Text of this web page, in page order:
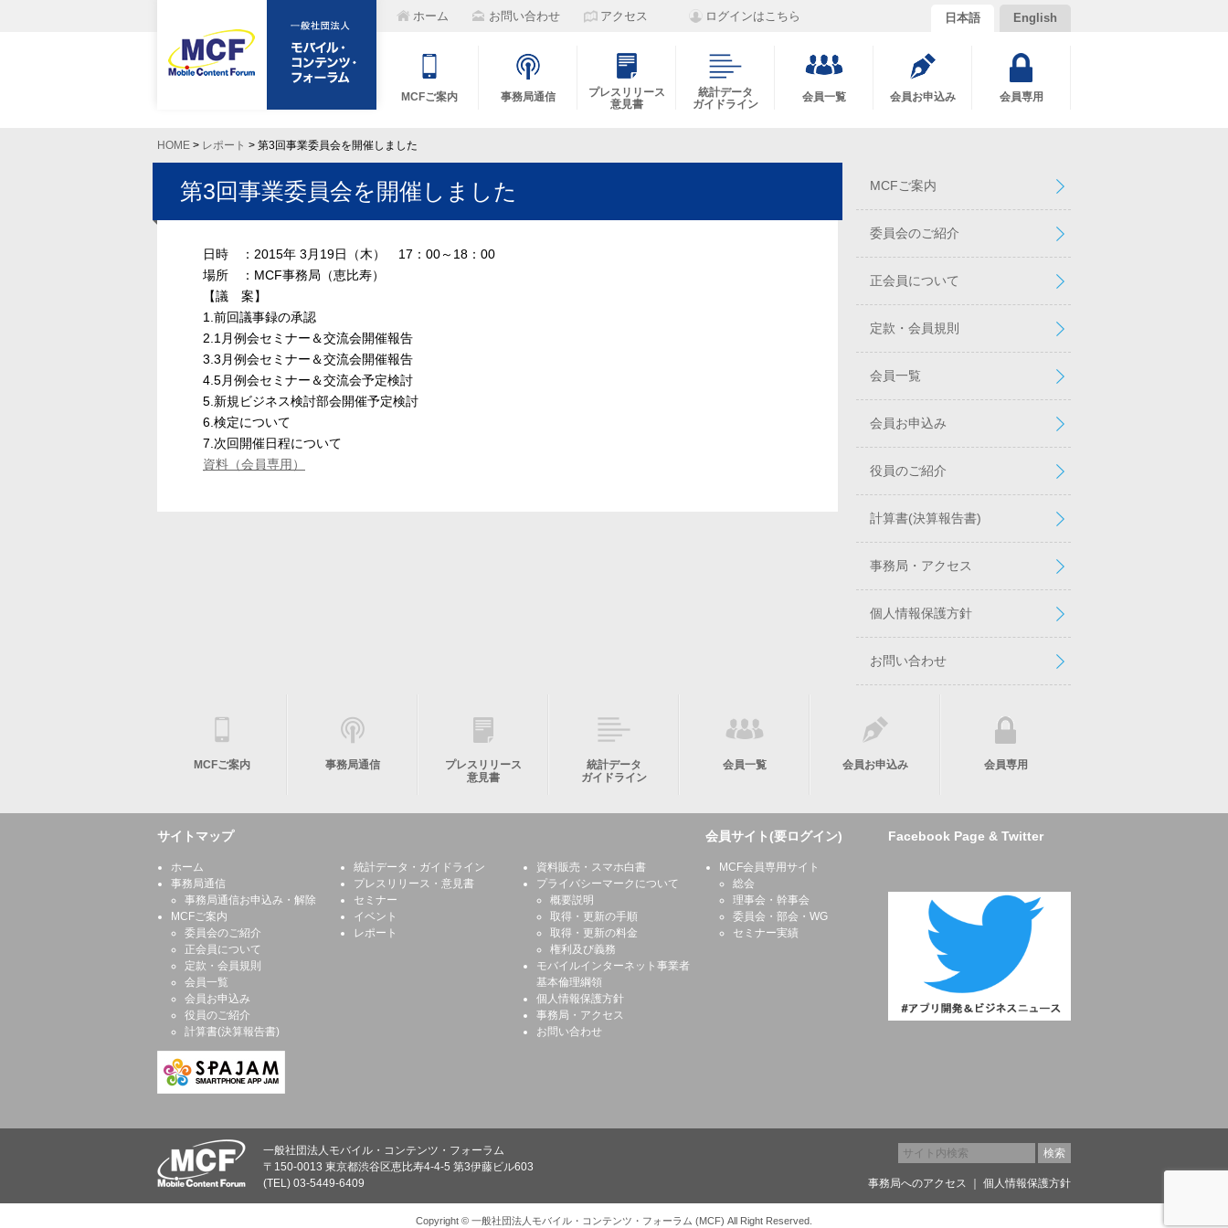
ホーム お問い合わせ アクセス ログインはこちら 日本語 English
MCFご案内 事務局通信
プレスリリース
意見書
統計データ
ガイドライン
会員一覧 会員お申込み 会員専用
HOME > レポート > 第3回事業委員会を開催しました
第3回事業委員会を開催しました
日時 ：2015年 3月19日（木） 17：00～18：00
場所 ：MCF事務局（恵比寿）
【議 案】
1.前回議事録の承認
2.1月例会セミナー＆交流会開催報告
3.3月例会セミナー＆交流会開催報告
4.5月例会セミナー＆交流会予定検討
5.新規ビジネス検討部会開催予定検討
6.検定について
7.次回開催日程について
資料（会員専用）
MCFご案内
委員会のご紹介
正会員について
定款・会員規則
会員一覧
会員お申込み
役員のご紹介
計算書(決算報告書)
事務局・アクセス
個人情報保護方針
お問い合わせ
MCFご案内 事務局通信
プレスリリース
意見書
統計データ
ガイドライン
会員一覧 会員お申込み 会員専用
サイトマップ
ホーム
事務局通信
事務局通信お申込み・解除
MCFご案内
委員会のご紹介
正会員について
定款・会員規則
会員一覧
会員お申込み
役員のご紹介
計算書(決算報告書)
統計データ・ガイドライン
プレスリリース・意見書
セミナー
イベント
レポート
資料販売・スマホ白書
プライバシーマークについて
概要説明
取得・更新の手順
取得・更新の料金
権利及び義務
モバイルインターネット事業者
基本倫理綱領
個人情報保護方針
事務局・アクセス
お問い合わせ
会員サイト(要ログイン)
MCF会員専用サイト
総会
理事会・幹事会
委員会・部会・WG
セミナー実績
Facebook Page & Twitter
一般社団法人モバイル・コンテンツ・フォーラム
〒150-0013 東京都渋谷区恵比寿4-4-5 第3伊藤ビル603
(TEL) 03-5449-6409
事務局へのアクセス 個人情報保護方針
Copyright © 一般社団法人モバイル・コンテンツ・フォーラム (MCF) All Right Reserved.